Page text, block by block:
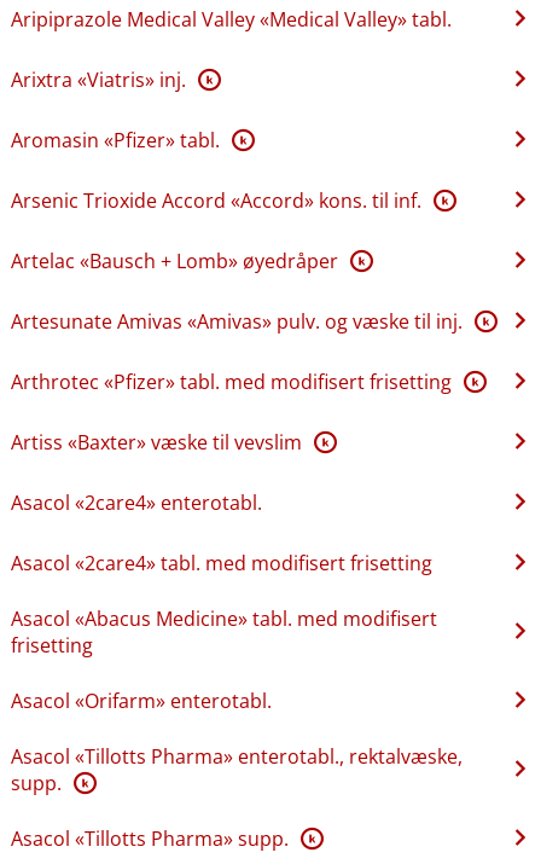
Aripiprazole Medical Valley «Medical Valley» tabl.
Arixtra «Viatris» inj. K
Aromasin «Pfizer» tabl. K
Arsenic Trioxide Accord «Accord» kons. til inf. K
Artelac «Bausch + Lomb» øyedråper K
Artesunate Amivas «Amivas» pulv. og væske til inj. K
Arthrotec «Pfizer» tabl. med modifisert frisetting K
Artiss «Baxter» væske til vevslim K
Asacol «2care4» enterotabl.
Asacol «2care4» tabl. med modifisert frisetting
Asacol «Abacus Medicine» tabl. med modifisert
frisetting
Asacol «Orifarm» enterotabl.
Asacol «Tillotts Pharma» enterotabl., rektalvæske,
supp. K
Asacol «Tillotts Pharma» supp. K